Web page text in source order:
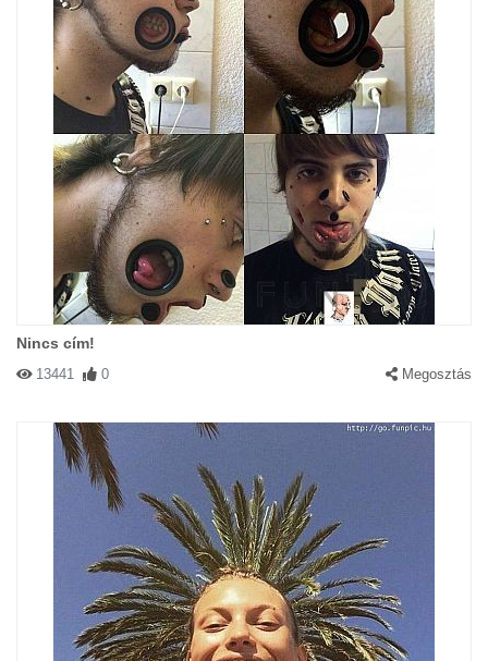
Nincs cím!
13441 0 Megosztás